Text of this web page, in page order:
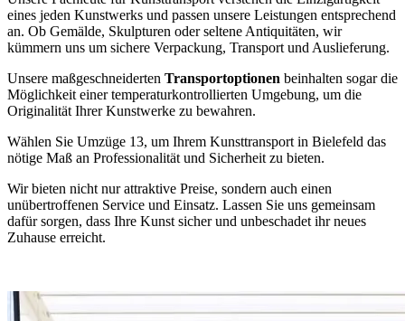
eines jeden Kunstwerks und passen unsere Leistungen entsprechend
an. Ob Gemälde, Skulpturen oder seltene Antiquitäten, wir
kümmern uns um sichere Verpackung, Transport und Auslieferung.
Unsere maßgeschneiderten Transportoptionen beinhalten sogar die
Möglichkeit einer temperaturkontrollierten Umgebung, um die
Originalität Ihrer Kunstwerke zu bewahren.
Wählen Sie Umzüge 13, um Ihrem Kunsttransport in Bielefeld das
nötige Maß an Professionalität und Sicherheit zu bieten.
Wir bieten nicht nur attraktive Preise, sondern auch einen
unübertroffenen Service und Einsatz. Lassen Sie uns gemeinsam
dafür sorgen, dass Ihre Kunst sicher und unbeschadet ihr neues
Zuhause erreicht.